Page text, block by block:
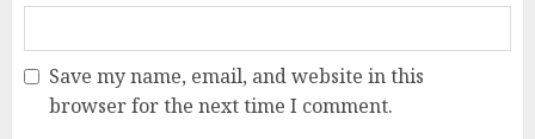
Save my name, email, and website in this
browser for the next time I comment.